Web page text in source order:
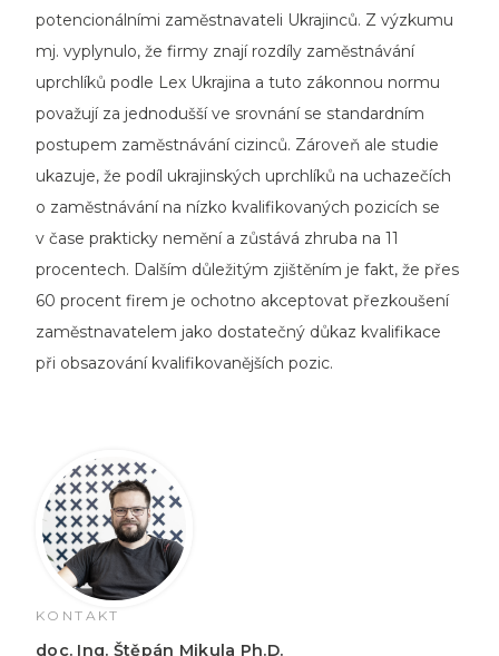
potencionálními zaměstnavateli Ukrajinců. Z výzkumu
mj. vyplynulo, že firmy znají rozdíly zaměstnávání
uprchlíků podle Lex Ukrajina a tuto zákonnou normu
považují za jednodušší ve srovnání se standardním
postupem zaměstnávání cizinců. Zároveň ale studie
ukazuje, že podíl ukrajinských uprchlíků na uchazečích
o zaměstnávání na nízko kvalifikovaných pozicích se
v čase prakticky nemění a zůstává zhruba na 11
procentech. Dalším důležitým zjištěním je fakt, že přes
60 procent firem je ochotno akceptovat přezkoušení
zaměstnavatelem jako dostatečný důkaz kvalifikace
při obsazování kvalifikovanějších pozic.
KONTAKT
doc. Ing. Štěpán Mikula Ph.D.